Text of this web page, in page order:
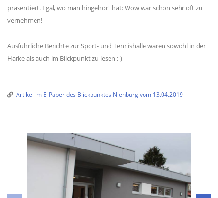
präsentiert. Egal, wo man hingehört hat: Wow war schon sehr oft zu
vernehmen!
Ausführliche Berichte zur Sport- und Tennishalle waren sowohl in der
Harke als auch im Blickpunkt zu lesen :-)
Artikel im E-Paper des Blickpunktes Nienburg vom 13.04.2019